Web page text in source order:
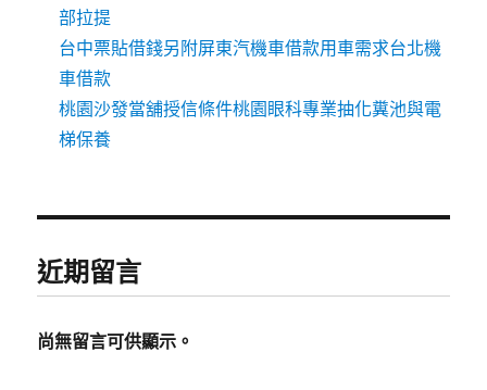
部拉提
台中票貼借錢另附屏東汽機車借款用車需求台北機
車借款
桃園沙發當舖授信條件桃園眼科專業抽化糞池與電
梯保養
近期留言
尚無留言可供顯示。